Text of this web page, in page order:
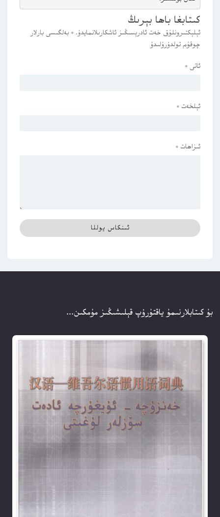
كىتابغا باھا بېرىڭ
ئېلېكتىرونلۇق خەت ئادرېسىڭىز ئاشكارىلانمايدۇ. * بەلگىسى بارلار
چوقۇم تولدۇرۇلىدۇ
ئاتى *
ئېلخەت *
ئىزاھات *
بۇ كىتابلارنىمۇ ياقتۇرۇپ قېلىشىڭىز مۇمكىن...